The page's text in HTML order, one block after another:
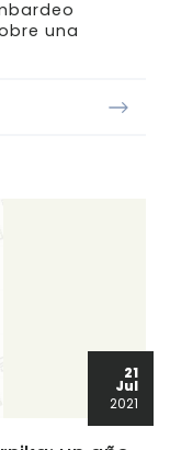
una
21
Jul
2021